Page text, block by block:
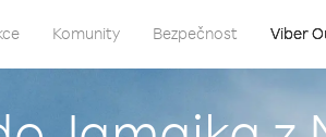
Komunity Bezpečnost Viber